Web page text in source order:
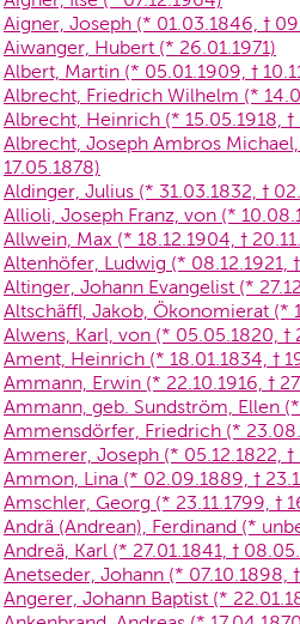
Aigner, Joseph (* 01.03.1846, †
Aiwanger, Hubert (* 26.01.1971)
Albert, Martin (* 05.01.1909, †
Albrecht, Friedrich Wilhelm (*
Albrecht, Heinrich (* 15.05.1918, †
Albrecht, Joseph Ambros
17.05.1878)
Aldinger, Julius (* 31.03.1832, †
Allioli, Joseph Franz, von (*
Allwein, Max (* 18.12.1904, †
Altenhöfer, Ludwig (* 08.12.1921,
Altinger, Johann Evangelist (*
Altschäffl, Jakob, Ökonomierat (*
Alwens, Karl, von (* 05.05.1820, †
Ament, Heinrich (* 18.01.1834, †
Ammann, Erwin (* 22.10.1916, †
Ammann, geb. Sundström, Ellen (*
Ammensdörfer, Friedrich (*
Ammerer, Joseph (* 05.12.1822, †
Ammon, Lina (* 02.09.1889, †
Amschler, Georg (* 23.11.1799, †
Andrä (Andrean), Ferdinand (*
Andreä, Karl (* 27.01.1841, †
Anetseder, Johann (* 07.10.1898,
Angerer, Johann Baptist (*